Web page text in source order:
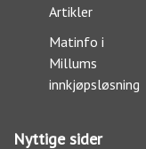
Artikler
Matinfo i
Millums
innkjøpsløsning
Nyttige sider